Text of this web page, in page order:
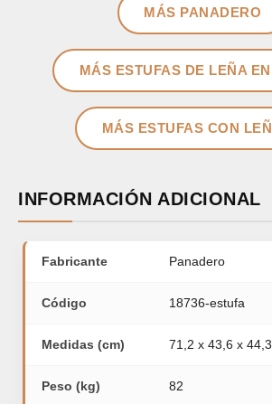
MÁS PANADERO
MÁS ESTUFAS DE LEÑA
MÁS ESTUFAS CON
INFORMACIÓN ADICIONAL
Fabricante Panadero
Código 18736-estufa
Medidas (cm) 71,2 x 43,6 x 44,3
Peso (kg) 82